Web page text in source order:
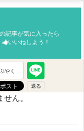
記事が気に入ったら
いいねしよう！
やく
ん。